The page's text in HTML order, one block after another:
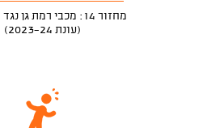
מחזור 14: מכבי רמת גן נגד מכבי ת"א
(עונת 2023-24)